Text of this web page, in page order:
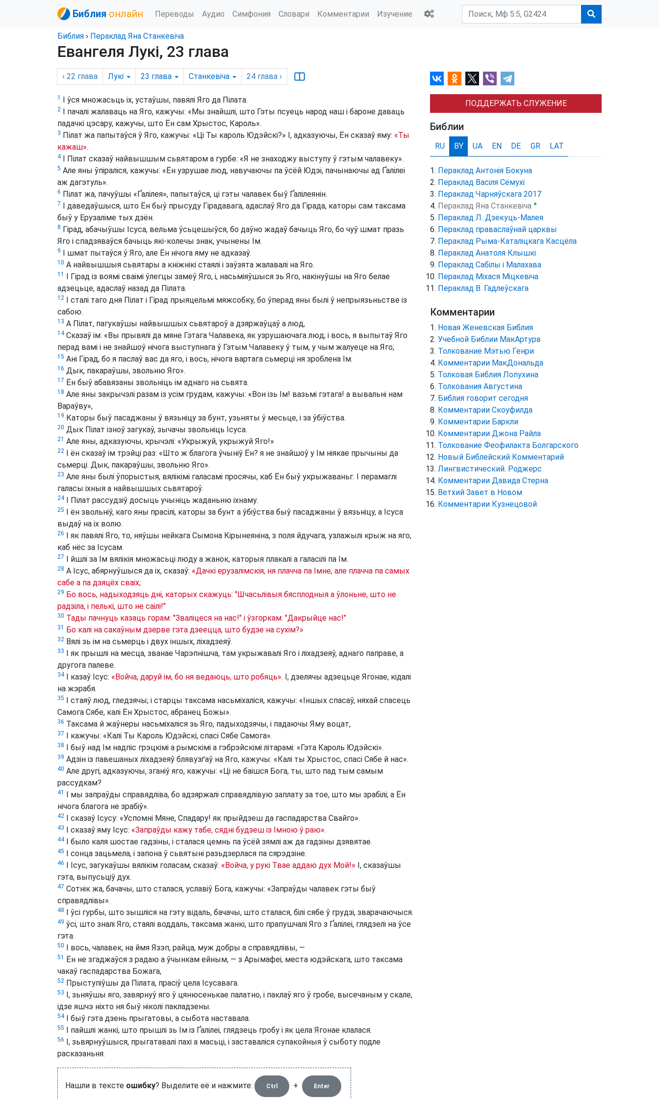
Библия онлайн Переводы Аудио Симфония Словари Комментарии Изучение
Библия › Пераклад Яна Станкевіча
Евангеля Лукі, 23 глава
‹ 22 глава Лукі 23 глава Станкевіча 24 глава ›
1 І ўся множасьць іх, устаўшы, павялі Яго да Пілата.
2 І пачалі жалаваць на Яго, кажучы: «Мы знайшлі, што Гэты псуець народ наш і бароне даваць
падачкі цэсару, кажучы, што Ён сам Хрыстос, Кароль».
3 Пілат жа папытаўся ў Яго, кажучы: «Ці Ты кароль Юдэйскі?» І, адказуючы, Ён сказаў яму: «Ты
кажаш».
4І Пілат сказаў найвышшым сьвятаром а гурбе: «Я не знаходжу выступу ў гэтым чалавеку».
5 Але яны ўпіраліся, кажучы: «Ён узрушае люд, навучаючы па ўсёй Юдэі, пачынаючы ад Ґалілеі
аж дагэтуль».
6 Пілат жа, пачуўшы «Ґалілея», папытаўся, ці гэты чалавек быў Ґалілеянін.
7 І даведаўшыся, што Ён быў прысуду Гірадавага, адаслаў Яго да Гірада, каторы сам таксама
быў у Ерузаліме тых дзён.
8 Гірад, абачыўшы Ісуса, вельма ўсьцешыўся, бо даўно жадаў бачыць Яго, бо чуў шмат празь
Яго і спадзяваўся бачыць які-колечы знак, учынены Ім.
9 І шмат пытаўся ў Яго, але Ён нічога яму не адказаў.
10 А найвышшыя сьвятары а кніжнікі стаялі і заўзята жалавалі на Яго.
11 І Гірад із воямі сваімі ўлегцы замеў Яго, і, насьміяўшыся зь Яго, накінуўшы на Яго белае
адзецьце, адаслаў назад да Пілата.
12 І сталі таго дня Пілат і Гірад прыяцельмі мяжсобку, бо ўперад яны былі ў непрыязьньстве із
сабою.
13 А Пілат, пагукаўшы найвышшых сьвятароў а дзяржаўцаў а люд,
14Сказаў ім: «Вы прывялі да мяне Гэтага Чалавека, як узрушаючага люд; і вось, я выпытаў Яго
перад вамі і не знайшоў нічога выступнага ў Гэтым Чалавеку ў тым, у чым жалуеце на Яго;
15 Ані Гірад, бо я паслаў вас да яго, і вось, нічога вартага сьмерці ня зроблена Ім.
16 Дык, пакараўшы, звольню Яго».
17 Ён быў абавязаны звольніць ім аднаго на сьвята.
18 Але яны закрычэлі разам із усім грудам, кажучы: «Вон ізь Ім! вазьмі гэтага! а вывальні нам
Вараўву»,
19 Каторы быў пасаджаны ў вязьніцу за бунт, узьняты ў месьце, і за ўбіўства.
20 Дык Пілат ізноў загукаў, зычачы звольніць Ісуса.
21 Але яны, адказуючы, крычэлі: «Укрыжуй, укрыжуй Яго!»
22 І ён сказаў ім трэйці раз: «Што ж благога ўчыніў Ён? я не знайшоў у Ім ніякае прычыны да
сьмерці. Дык, пакараўшы, звольню Яго».
23 Але яны былі ўпорыстыя, вялікімі галасамі просячы, каб Ён быў укрыжаваньг. І перамаглі
галасы іхныя а найвышшых сьвятароў.
24І Пілат рассудзіў досыць учыніць жаданьню іхнаму.
25 І ён звольніў, каго яны прасілі, каторы за бунт а ўбіўства быў пасаджаны ў вязьніцу, а Ісуса
выдаў на іх волю.
26 І як павялі Яго, то, няўшы нейкага Сымона Кірынеяніна, з поля йдучага, узлажылі крыж на яго,
каб нёс за Ісусам.
27 І йшлі за Ім вялікія множасьці люду а жанок, каторыя плакалі а галасілі па Ім.
28 А Ісус, абярнуўшыся да іх, сказаў: «Дачкі ерузалімскія, ня плачча па Імне, але плачча па самых
сабе а па дзяцёх сваіх;
29 Бо вось, надыходзяць дні, каторых скажуць: "Шчасьлівыя бясплодныя а ўлоньне, што не
радзіла, і пелькі, што не саілі!"
30 Тады пачнуць казаць горам: "Зваліцеся на нас!" і ўзгоркам: "Дакрыйце нас!"
31 Бо калі на сакаўным дзерве гэта дзеецца, што будзе на сухім?»
32 Вялі зь ім на сьмерць і двух іншых, ліхадзеяў.
33 І як прышлі на месца, званае Чарэпнішча, там укрыжавалі Яго і ліхадзеяў, аднаго паправе, а
другога палеве.
34І казаў Ісус: «Войча, даруй ім, бо ня ведаюць, што робяць». І, дзелячы адзецьце Ягонае, кідалі
на жэрабя.
35 І стаяў люд, гледзячы; і старцы таксама насьміхаліся, кажучы: «Іншых спасаў, няхай спасець
Самога Сябе, калі Ён Хрыстос, абранец Божы».
36 Таксама й жаўнеры насьміхаліся зь Яго, падыходзячы, і падаючы Яму воцат,
37 І кажучы: «Калі Ты Кароль Юдэйскі, спасі Сябе Самога».
38 І быў над Ім надпіс грэцкімі а рымскімі а гэбрэйскімі літарамі: «Гэта Кароль Юдэйскі».
39 Адзін із павешаных ліхадзеяў блявузґаў на Яго, кажучы: «Калі ты Хрыстос, спасі Сябе й нас».
40 Але другі, адказуючы, зганіў яго, кажучы: «Ці не баішся Бога, ты, што пад тым самым
рассудкам?
41 І мы запраўды справядліва, бо адзяржалі справядлівую заплату за тое, што мы зрабілі; а Ён
нічога благога не зрабіў».
42 І сказаў Ісусу: «Успомні Мяне, Спадару! як прыйдзеш да гаспадарства Свайго».
43 І сказаў яму Ісус: «Запраўды кажу табе, сядні будзеш із Імною ў раю».
44І было каля шостае гадзіны, і сталася цемнь па ўсёй зямлі аж да гадзіны дзявятае.
45 І сонца зацьмела, і запона ў сьвятыні разьдзерлася па сярэдзіне.
46 І Ісус, загукаўшы вялікім голасам, сказаў: «Войча, у рукі Твае аддаю дух Мой!» І, сказаўшы
гэта, выпусьціў дух.
47 Сотнік жа, бачачы, што сталася, уславіў Бога, кажучы: «Запраўды чалавек гэты быў
справядлівы».
48 І ўсі гурбы, што зышліся на гэту відаль, бачачы, што сталася, білі сябе ў грудзі, зварачаючыся.
49 ўсі, што зналі Яго, стаялі воддаль, таксама жанкі, што прапушчалі Яго з Ґалілеі, глядзелі на ўсе
гэта.
50 І вось, чалавек, на ймя Язэп, райца, муж добры а справядлівы, —
51 Ён не згаджаўся з радаю а ўчынкам ейным, — з Арымафеі, места юдэйскага, што таксама
чакаў гаспадарства Божага,
52 Прыступіўшы да Пілата, прасіў цела Ісусавага.
53 І, зьняўшы яго, завярнуў яго ў цянюсенькае палатно, і паклаў яго ў гробе, высечаным у скале,
ідзе яшчэ ніхто ня быў ніколі пакладзены.
54І быў гэта дзень прыгатовы, а сыбота наставала.
55 І пайшлі жанкі, што прышлі зь Ім із Ґалілеі, глядзець гробу і як цела Ягонае клалася.
56 І, зьвярнуўшыся, прыгатавалі пахі а масьці, і заставаліся супакойныя ў сыботу подле
расказаньня.
Нашли в тексте ошибку? Выделите её и нажмите: Ctrl + Enter
ПОДДЕРЖАТЬ СЛУЖЕНИЕ
Библии
RU BY UA EN DE GR LAT
Пераклад Антонія Бокуна
Пераклад Васіля Сёмухі
Пераклад Чарняўскага 2017
Пераклад Яна Станкевіча ●
Пераклад Л. Дзекуць-Малея
Пераклад праваслаўнай царквы
Пераклад Рыма-Каталіцкага Касцёла
Пераклад Анатоля Клышкi
Пераклад Сабілы і Малахава
Пераклад Міхася Міцкевіча
Пераклад В. Гадлеўскага
Комментарии
Новая Женевская Библия
Учебной Библии МакАртура
Толкование Мэтью Генри
Комментарии МакДональда
Толковая Библия Лопухина
Толкования Августина
Библия говорит сегодня
Комментарии Скоуфилда
Комментарии Баркли
Комментарии Джона Райла
Толкование Феофилакта Болгарского
Новый Библейский Комментарий
Лингвистический. Роджерс
Комментарии Давида Стерна
Ветхий Завет в Новом
Комментарии Кузнецовой